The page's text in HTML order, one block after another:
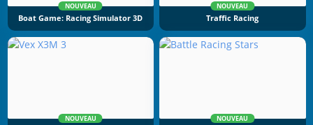
NOUVEAU
Boat Game: Racing Simulator 3D
NOUVEAU
Traffic Racing
NOUVEAU NOUVEAU